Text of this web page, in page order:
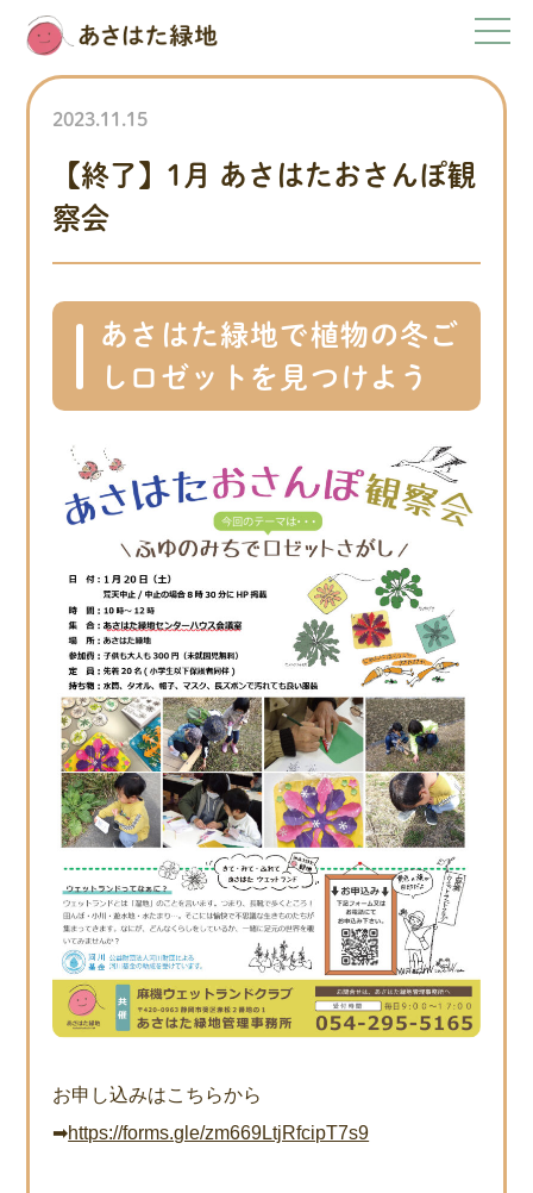
2023.11.15
【終了】1月 あさはたおさんぽ観
察会
あさはた緑地で植物の冬ご
しロゼットを見つけよう
お申し込みはこちらから
➡https://forms.gle/zm669LtjRfcipT7s9